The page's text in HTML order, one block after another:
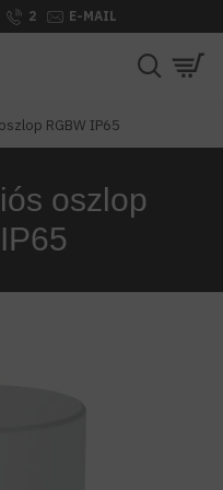
2 E-MAIL
RGBW IP65
oszlop